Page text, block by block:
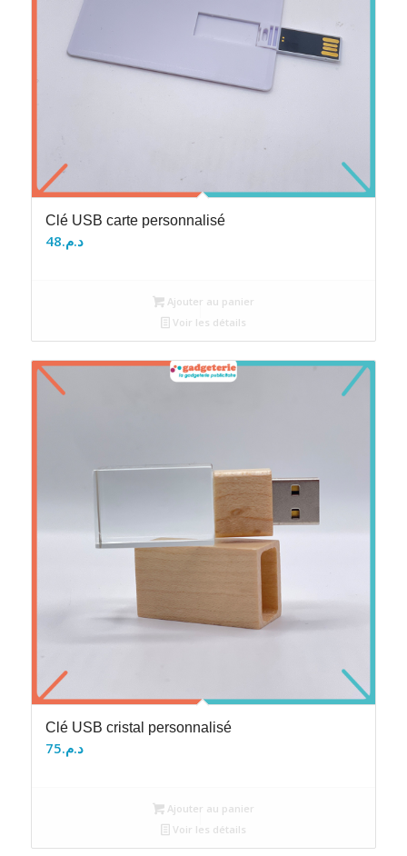
Clé USB carte personnalisé
د.م.48
Ajouter au panier
Voir les détails
Clé USB cristal personnalisé
د.م.75
Ajouter au panier
Voir les détails